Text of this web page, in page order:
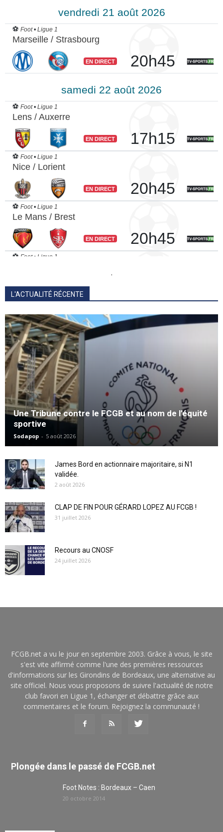
.
L'ACTUALITÉ RÉCENTE
Une Tribune contre le FCGB et au nom de l’équité
sportive
Sodapop - 5 août 2026
James Bord en actionnaire majoritaire, si N1
validée.
2 août 2026
CLAP DE FIN POUR GÉRARD LOPEZ AU FCGB !
31 juillet 2026
Recours au CNOSF
24 juillet 2026
FCGB.net a vu le jour en septembre 2003. Grâce à vous, le site
s'est vite affirmé comme l'une des premières ressources
d'informations sur les Girondins de Bordeaux, une alternative au
site officiel. Nous vous proposons de suivre l'actualité de notre
club favori en Ligue 1, échanger et débattre grâce aux
commentaires et le forum. Rejoignez la communauté !
Plongée dans le passé de FCGB.net
Foot Notes : Bordeaux – Caen
20 octobre 2014